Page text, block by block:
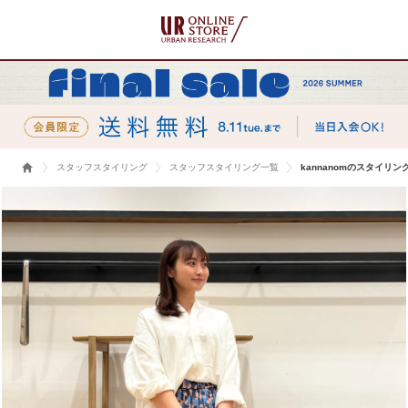
スタッフスタイリング スタッフスタイリング一覧 kannanomのスタイリン